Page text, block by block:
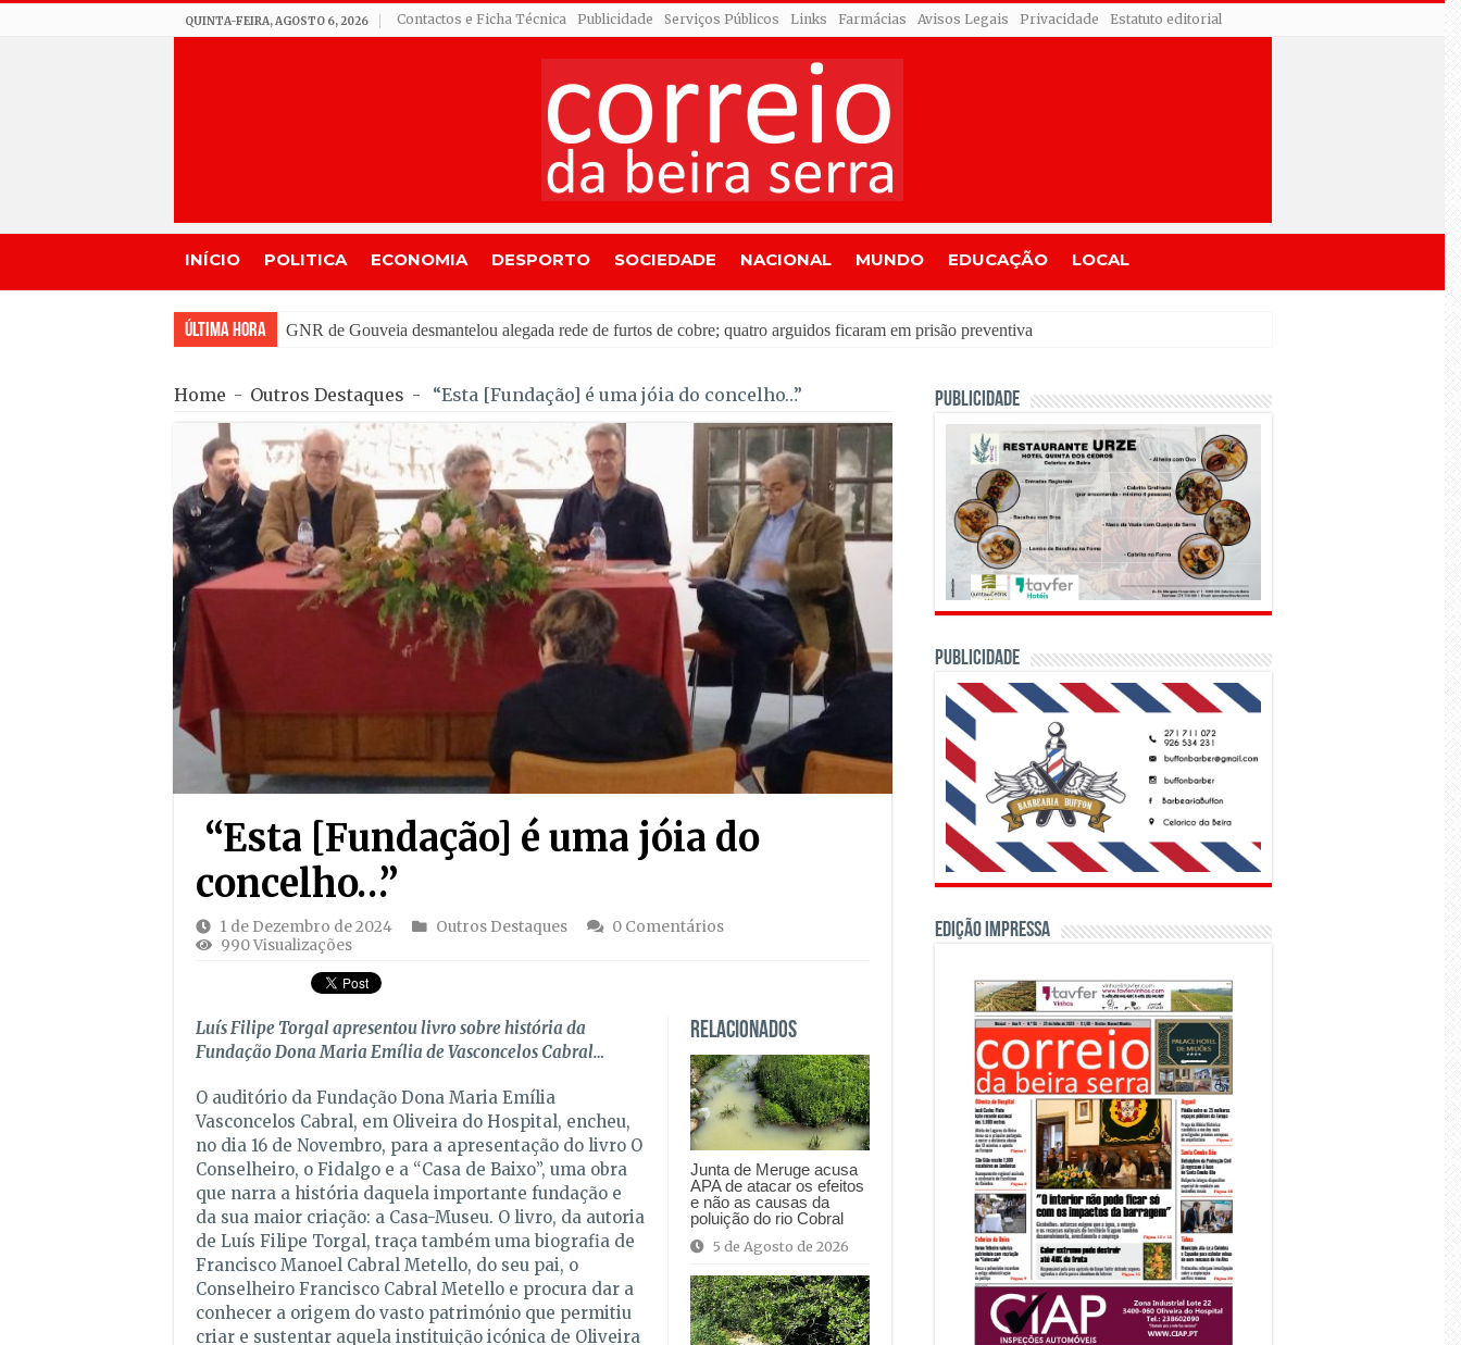
QUINTA-FEIRA, AGOSTO 6, 2026 Contactos e Ficha Técnica Publicidade Serviços Públicos Links Farmácias Avisos Legais Privacidade Estatuto editorial
INÍCIO POLITICA ECONOMIA DESPORTO SOCIEDADE NACIONAL MUNDO EDUCAÇÃO LOCAL
Última Hora Incêndio em Mangualde mobiliza
Home - Outros Destaques - “Esta [Fundação] é uma jóia do concelho…”
“Esta [Fundação] é uma jóia do
concelho…”
1 de Dezembro de 2024 Outros Destaques
0 Comentários
990 Visualizações
Relacionados
Junta de Meruge acusa
APA de atacar os efeitos
e não as causas da
poluição do rio Cobral
5 de Agosto de 2026
Luís Filipe Torgal apresentou livro sobre história da
Fundação Dona Maria Emília de Vasconcelos Cabral…
O auditório da Fundação Dona Maria Emília
Vasconcelos Cabral, em Oliveira do Hospital, encheu,
no dia 16 de Novembro, para a apresentação do livro O
Conselheiro, o Fidalgo e a “Casa de Baixo”, uma obra
que narra a história daquela importante fundação e
da sua maior criação: a Casa-Museu. O livro, da autoria
de Luís Filipe Torgal, traça também uma biografia de
Francisco Manoel Cabral Metello, do seu pai, o
Conselheiro Francisco Cabral Metello e procura dar a
conhecer a origem do vasto património que permitiu
criar e sustentar aquela instituição icónica de Oliveira
PUBLICIDADE
PUBLICIDADE
Edição Impressa